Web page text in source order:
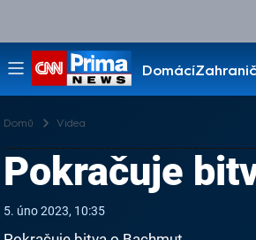
Domácí
Pořady
Domů Videa
Pokračuje
5. úno 2023, 10:35